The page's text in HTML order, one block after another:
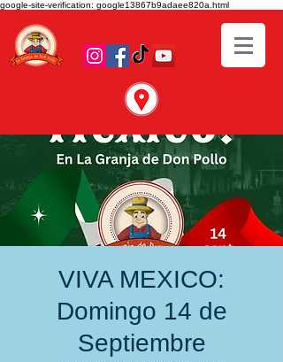
google-site-verification: google13867b9adaee820a.html
VIVA MEXICO:
Domingo 14 de
Septiembre